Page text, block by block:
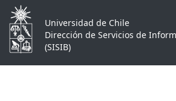
Universidad de Chile
Dirección de Servicios de
(SISIB)